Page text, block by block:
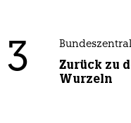
3
Zurück zu
Wurzeln